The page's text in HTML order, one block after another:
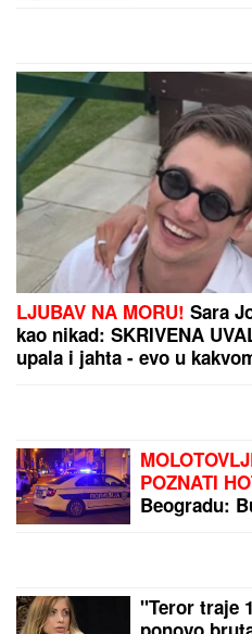
PREPORUKA ZA VAS
(VIDEO) "PREPLAKALA